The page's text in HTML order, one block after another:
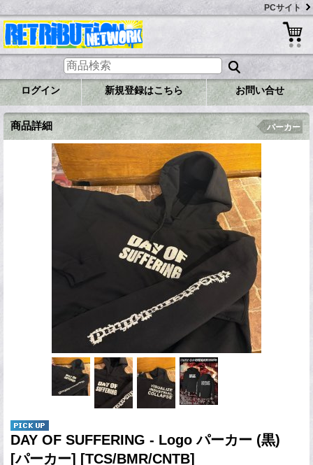
PCサイト
ログイン 新規登録はこちら お問い合せ
商品詳細 パーカー
DAY OF SUFFERING - Logo パーカー (黒)
[パーカー] [TCS/BMR/CNTB]